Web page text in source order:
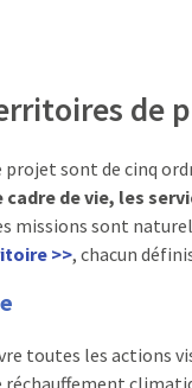
de
sont de cinq
de vie, les
missions sont
>>, chacun
toutes les actions